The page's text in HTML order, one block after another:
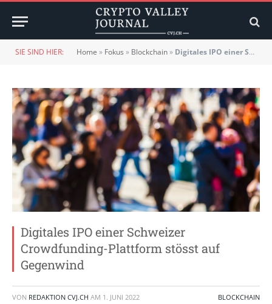
SIE SIND HIER: Home » Fokus » Blockchain» Digitales IPO einer Schweizer Crowdfunding-Plattform stösst auf Gegenwind
Digitales IPO einer Schweizer
Crowdfunding-Plattform stösst auf
Gegenwind
VON REDAKTION CVJ.CH AM 1. JUNI 2022 BLOCKCHAIN